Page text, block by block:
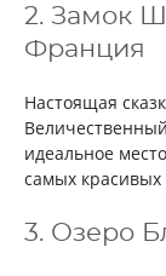
2. Замок
Франция
Настоящая
идеальное
самых красивых
3. Озеро